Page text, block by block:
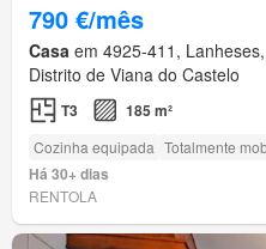
790 €/mês
Casa em 4925-411,
Distrito de Viana do Castelo
T3 185 m²
Cozinha equipada Totalmente
Há 30+ dias
RENTOLA